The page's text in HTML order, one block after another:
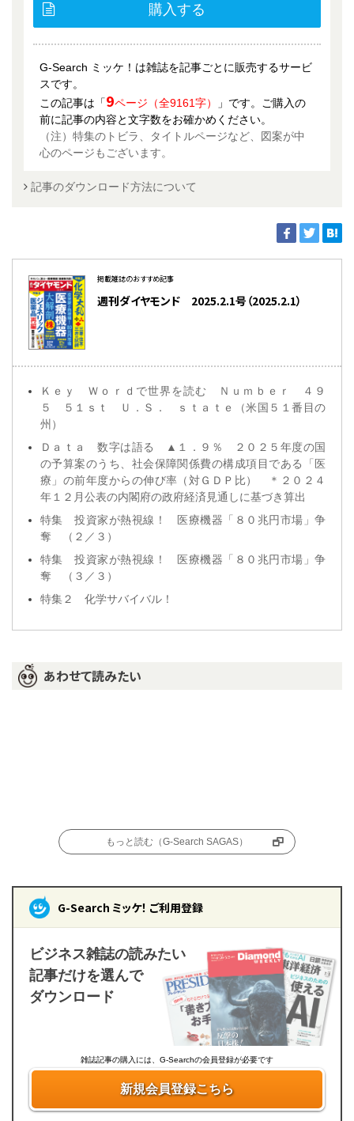
購入する
G-Search ミッケ！は雑誌を記事ごとに販売するサービ
スです。
この記事は「9ページ（全9161字）
」です。ご購入の
前に記事の内容と文字数をお確かめください。
（注）特集のトビラ、タイトルページなど、図案が中
心のページもございます。
記事のダウンロード方法について
掲載雑誌のおすすめ記事
週刊ダイヤモンド 2025.2.1号（2025.2.1）
Ｋｅｙ Ｗｏｒｄで世界を読む Ｎｕｍｂｅｒ ４９
５ ５１ｓｔ Ｕ．Ｓ． ｓｔａｔｅ（米国５１番目の
州）
Ｄａｔａ 数字は語る ▲１．９％ ２０２５年度の国
の予算案のうち、社会保障関係費の構成項目である「医
療」の前年度からの伸び率（対ＧＤＰ比） ＊２０２４
年１２月公表の内閣府の政府経済見通しに基づき算出
特集 投資家が熱視線！ 医療機器「８０兆円市場」争
奪 （２／３）
特集 投資家が熱視線！ 医療機器「８０兆円市場」争
奪 （３／３）
特集２ 化学サバイバル！
あわせて読みたい
もっと読む（G-Search SAGAS）
G-Search ミッケ！ ご利用登録
ビジネス雑誌の読みたい
記事だけを選んで
ダウンロード
雑誌記事の購入には、G-Searchの会員登録が必要です
新規会員登録こちら